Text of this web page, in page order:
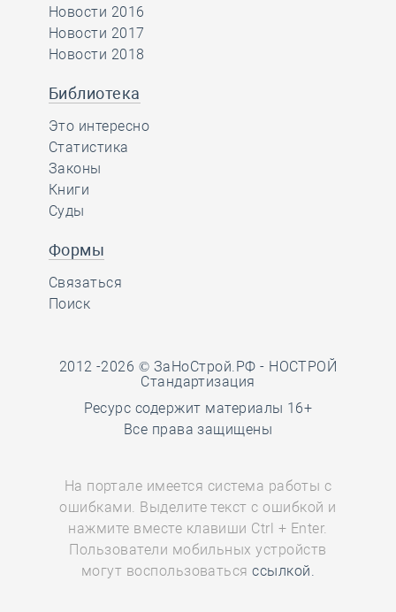
Новости 2016
Новости 2017
Новости 2018
Библиотека
Это интересно
Статистика
Законы
Книги
Суды
Формы
Связаться
Поиск
2012 -2026 © ЗаНоСтрой.РФ - НОСТРОЙ
Стандартизация
Ресурс содержит материалы 16+
Все права защищены
На портале имеется система работы с
ошибками. Выделите текст с ошибкой и
нажмите вместе клавиши Ctrl + Enter.
Пользователи мобильных устройств
могут воспользоватьсяссылкой.